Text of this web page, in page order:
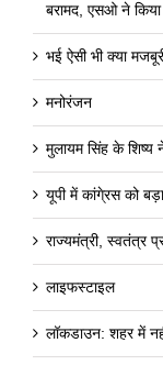
बरामद, एसओ ने किया
भई ऐसी भी क्या
मनोरंजन
मुलायम सिंह के शिष्य
यूपी में कांगे्रस को
राज्यमंत्री, स्वतंत्र
लाइफस्टाइल
लॉकडाउन: शहर में